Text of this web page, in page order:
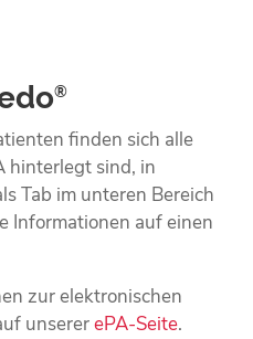
®
finden sich alle
hinterlegt sind, in
Tab im unteren Bereich
Informationen auf einen
zur elektronischen
unsererePA-Seite.